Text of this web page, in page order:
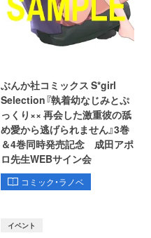
ぶんか社コミックス S*girl
Selection『執着幼なじみとぷ
っくり×× 再会した激重彼の舐
め愛から逃げられません』3巻
＆4巻同時発売記念 成田アポ
ロ先生WEBサイン会
コミック・ラノベ
イベント